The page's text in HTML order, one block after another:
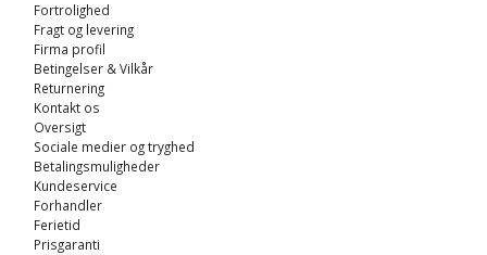
Fortrolighed
Fragt og levering
Firma profil
Betingelser & Vilkår
Returnering
Kontakt os
Oversigt
Sociale medier og tryghed
Betalingsmuligheder
Kundeservice
Forhandler
Ferietid
Prisgaranti